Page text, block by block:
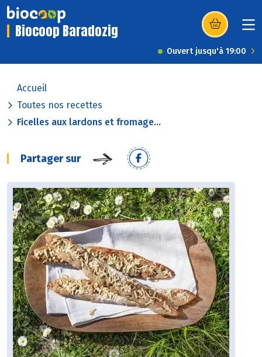
Biocoop Baradozig (s’ouvre dans
Ouvert jusqu'à 19:00
Accueil
Toutes nos recettes
Ficelles aux lardons et fromage...
Partager sur